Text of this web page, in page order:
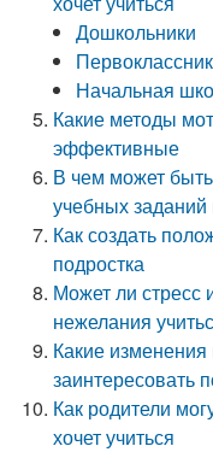
Дошкольники
Начальная
Какие методы
эффективные
В чем может
учебных заданий
Как создать
подростка
Может ли стресс
нежелания
Какие
заинтересовать
Как родители
хочет учиться